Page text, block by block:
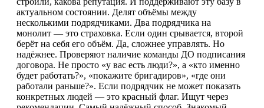
актуальном состоянии. Делят объёмы между
несколькими подрядчиками. Два подрядчика на
монолит — это страховка. Если один срывается, второй
берёт на себя его объём. Да, сложнее управлять. Но
надёжнее. Проверяют наличие команды ДО подписания
договора. Не просто «у вас есть люди?», а «кто именно
будет работать?», «покажите бригадиров», «где они
работали раньше?». Если подрядчик не может показать
конкретных людей — это красный флаг. Ищут через